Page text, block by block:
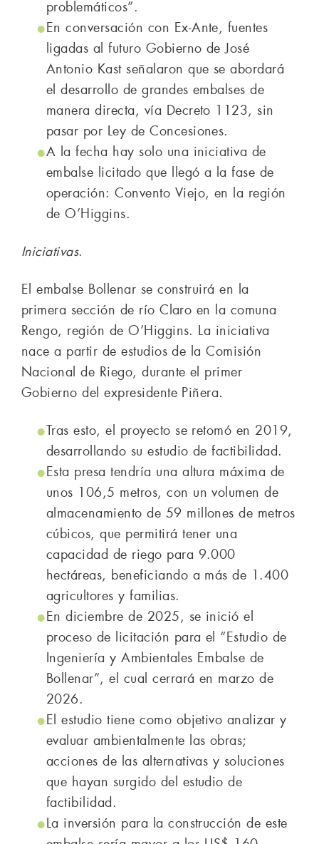
problemáticos”.
En conversación con Ex-Ante, fuentes
ligadas al futuro Gobierno de José
Antonio Kast señalaron que se abordará
el desarrollo de grandes embalses de
manera directa, vía Decreto 1123, sin
pasar por Ley de Concesiones.
A la fecha hay solo una iniciativa de
embalse licitado que llegó a la fase de
operación: Convento Viejo, en la región
de O’Higgins.
Iniciativas.
El embalse Bollenar se construirá en la
primera sección de río Claro en la comuna
Rengo, región de O’Higgins. La iniciativa
nace a partir de estudios de la Comisión
Nacional de Riego, durante el primer
Gobierno del expresidente Piñera.
Tras esto, el proyecto se retomó en 2019,
desarrollando su estudio de factibilidad.
Esta presa tendría una altura máxima de
unos 106,5 metros, con un volumen de
almacenamiento de 59 millones de metros
cúbicos, que permitirá tener una
capacidad de riego para 9.000
hectáreas, beneficiando a más de 1.400
agricultores y familias.
En diciembre de 2025, se inició el
proceso de licitación para el “Estudio de
Ingeniería y Ambientales Embalse de
Bollenar”, el cual cerrará en marzo de
2026.
El estudio tiene como objetivo analizar y
evaluar ambientalmente las obras;
acciones de las alternativas y soluciones
que hayan surgido del estudio de
factibilidad.
La inversión para la construcción de este